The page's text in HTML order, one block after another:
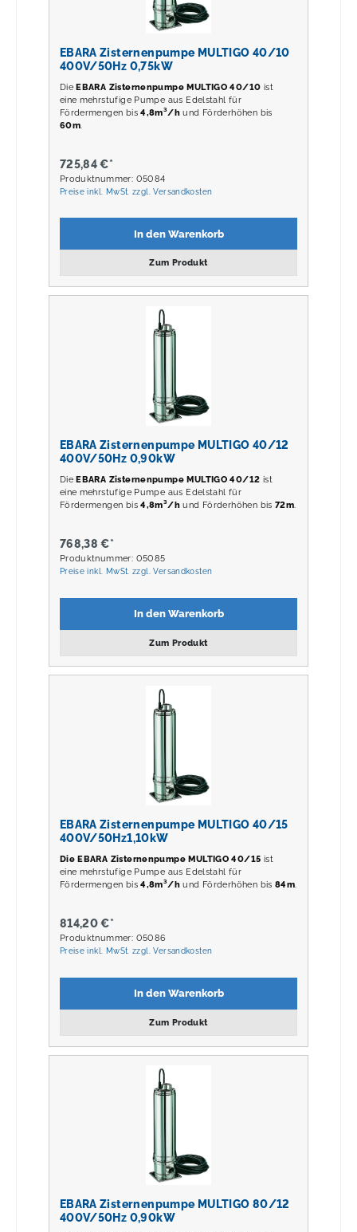
EBARA Zisternenpumpe MULTIGO 40/10
400V/50Hz 0,75kW
DieEBARA Zisternenpumpe MULTIGO 40/10 ist
eine mehrstufige Pumpe aus Edelstahl für
Fördermengen bis4,8m³/h und Förderhöhen bis
60m.
725,84 €*
Produktnummer: 05084
Preise inkl. MwSt. zzgl. Versandkosten
In den Warenkorb
Zum Produkt
EBARA Zisternenpumpe MULTIGO 40/12
400V/50Hz 0,90kW
DieEBARA Zisternenpumpe MULTIGO 40/12 ist
eine mehrstufige Pumpe aus Edelstahl für
Fördermengen bis4,8m³/h und Förderhöhen bis72m.
768,38 €*
Produktnummer: 05085
Preise inkl. MwSt. zzgl. Versandkosten
In den Warenkorb
Zum Produkt
EBARA Zisternenpumpe MULTIGO 40/15
400V/50Hz1,10kW
Die EBARA Zisternenpumpe MULTIGO 40/15 ist
eine mehrstufige Pumpe aus Edelstahl für
Fördermengen bis4,8m³/h und Förderhöhen bis84m.
814,20 €*
Produktnummer: 05086
Preise inkl. MwSt. zzgl. Versandkosten
In den Warenkorb
Zum Produkt
EBARA Zisternenpumpe MULTIGO 80/12
400V/50Hz 0,90kW